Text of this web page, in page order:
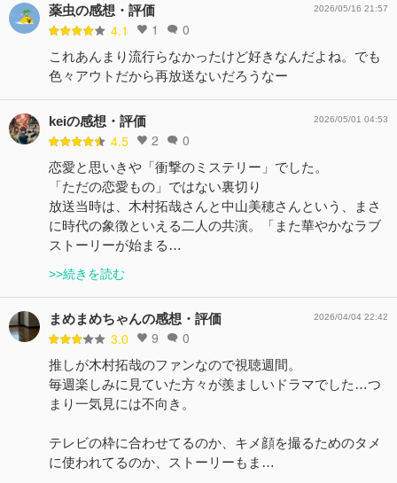
薬虫の感想・評価
4.1 1 0
2026/05/16 21:57
これあんまり流行らなかったけど好きなんだよね。でも
色々アウトだから再放送ないだろうなー
keiの感想・評価
4.5 2 0
2026/05/01 04:53
恋愛と思いきや「衝撃のミステリー」でした。
「ただの恋愛もの」ではない裏切り
​放送当時は、木村拓哉さんと中山美穂さんという、まさ
に時代の象徴といえる二人の共演。「また華やかなラブ
ストーリーが始まる…
>>続きを読む
まめまめちゃんの感想・評価
3.0 9 0
2026/04/04 22:42
推しが木村拓哉のファンなので視聴週間。
毎週楽しみに見ていた方々が羨ましいドラマでした…つ
まり一気見には不向き。
テレビの枠に合わせてるのか、キメ顔を撮るためのタメ
に使われてるのか、ストーリーもま…